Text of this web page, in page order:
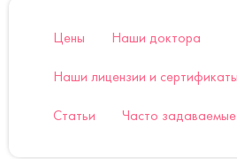
Цены Наши доктора
Наши лицензии и сертификаты
Статьи Часто